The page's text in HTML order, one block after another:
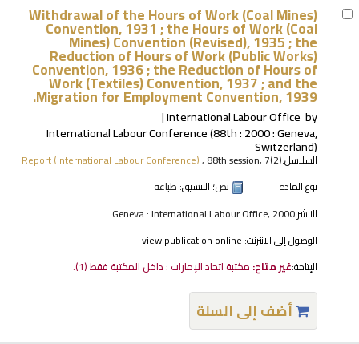
Withdrawal of the Hours of Work (Coal Mines)
Convention, 1931 ; the Hours of Work (Coal
Mines) Convention (Revised), 1935 ; the
Reduction of Hours of Work (Public Works)
Convention, 1936 ; the Reduction of Hours of
Work (Textiles) Convention, 1937 ; and the
Migration for Employment Convention, 1939.
by
International Labour Office
International Labour Conference(88th : 2000 : Geneva,
Switzerland)
السلاسل: Report (International Labour Conference); 88th session, 7(2)
نوع المادة :
نص؛ التنسيق: طباعة
الناشر:Geneva : International Labour Office, 2000
الوصول إلى الانترنت: view publication online
الإتاحة:غير متاح: مكتبة اتحاد الإمارات : داخل المكتبة فقط(1).
أضف إلى السلة